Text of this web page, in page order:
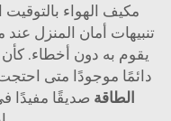
مكيف الهواء
تنبيهات أمان المنزل
يقوم به دون أخطاء.
دائمًا موجودًا متى احتجت
الطاقة صديقًا مفيدًا